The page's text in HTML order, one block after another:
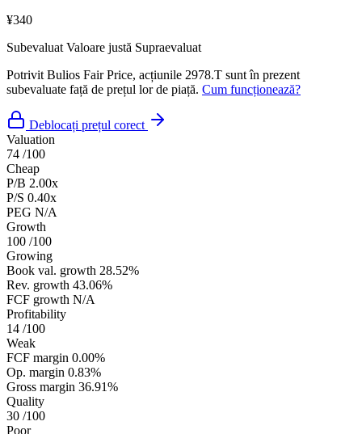
¥340
Subevaluat Valoare justă Supraevaluat
Potrivit Bulios Fair Price, acțiunile 2978.T sunt în prezent
subevaluate față de prețul lor de piață. Cum funcționează?
Deblocați prețul corect
Valuation
74 /100
Cheap
P/B 2.00x
P/S 0.40x
PEG N/A
Growth
100 /100
Growing
Book val. growth 28.52%
Rev. growth 43.06%
FCF growth N/A
Profitability
14 /100
Weak
FCF margin 0.00%
Op. margin 0.83%
Gross margin 36.91%
Quality
30 /100
Poor